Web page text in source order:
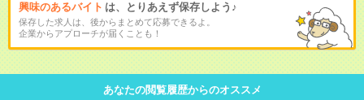
興味のあるバイト は、とりあえず保存しよう♪
保存した求人は、後からまとめて応募できるよ。
企業からアプローチが届くことも！
あなたの閲覧履歴からのオススメ